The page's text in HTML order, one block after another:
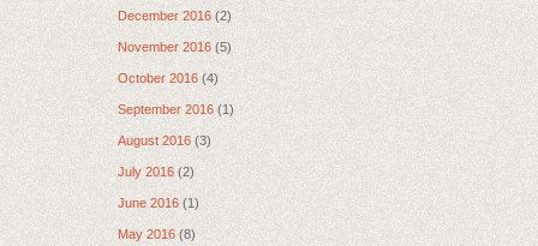
December 2016 (2)
November 2016 (5)
October 2016 (4)
September 2016 (1)
August 2016 (3)
July 2016 (2)
June 2016 (1)
May 2016 (8)